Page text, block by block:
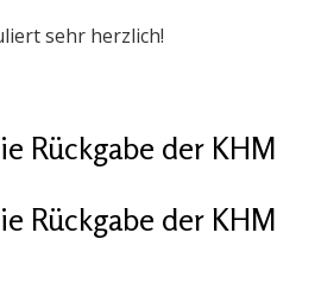
sehr herzlich!
Rückgabe der KHM
Rückgabe der KHM